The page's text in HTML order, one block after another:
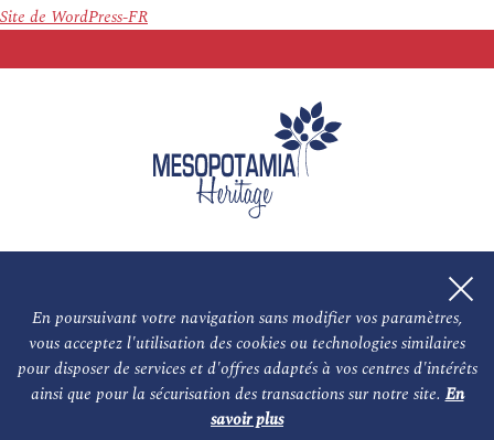
En poursuivant votre navigation sans modifier vos paramètres,
vous acceptez l'utilisation des cookies ou technologies similaires
pour disposer de services et d'offres adaptés à vos centres d'intérêts
ainsi que pour la sécurisation des transactions sur notre site.En
savoir plus
Site de WordPress-FR
L'association NOS PARTENAIRES
Le conseil scientifique et nos experts Les auteurs